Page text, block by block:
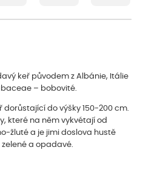
keř původem z Albánie, Itálie
– bobovité.
dorůstající do výšky 150-200 cm.
které na něm vykvétají od
žluté a je jimi doslova hustě
a opadavé.